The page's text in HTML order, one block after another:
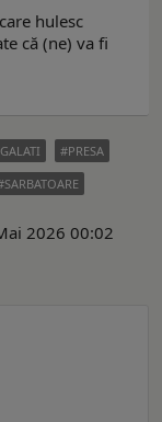
hulesc
că (ne) va fi
GALATI
PRESA
SARBATOARE
2026 00:02